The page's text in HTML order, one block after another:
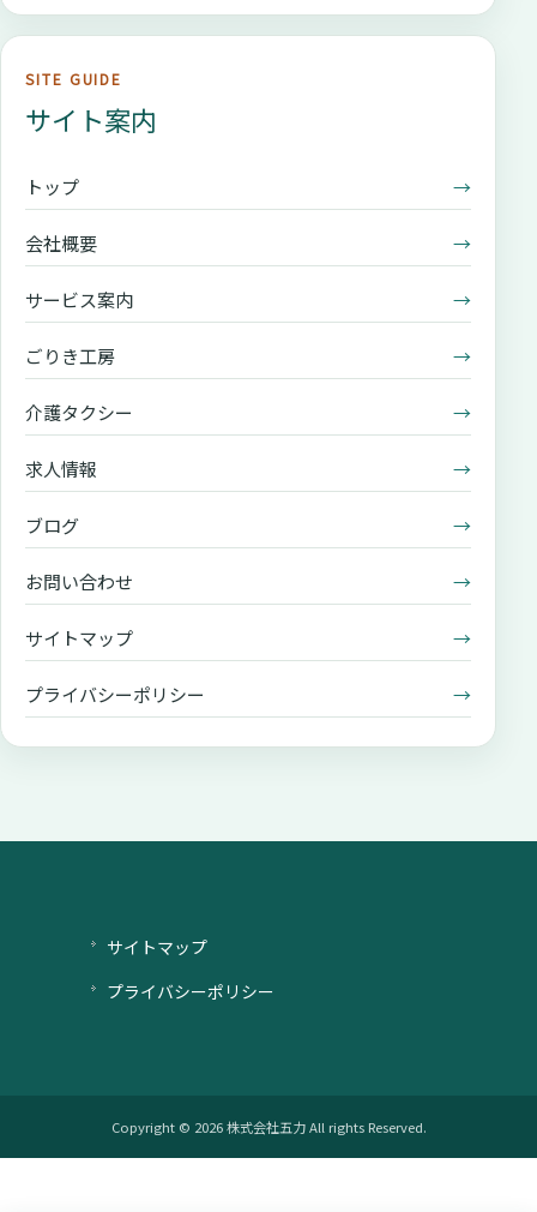
SITE GUIDE
サイト案内
トップ →
会社概要 →
サービス案内 →
ごりき工房 →
介護タクシー →
求人情報 →
ブログ →
お問い合わせ →
サイトマップ →
プライバシーポリシー →
サイトマップ
プライバシーポリシー
Copyright © 2026 株式会社五力 All rights Reserved.